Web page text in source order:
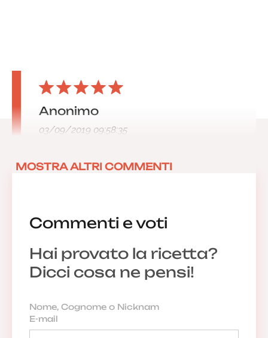
Commenti e voti
Hai provato la ricetta?
Dicci cosa ne pensi!
Anonimo
03/09/2019 09:58:35
MOSTRA ALTRI COMMENTI